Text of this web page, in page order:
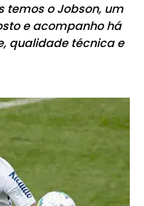
temos o Jobson, um
e acompanho há
qualidade técnica e